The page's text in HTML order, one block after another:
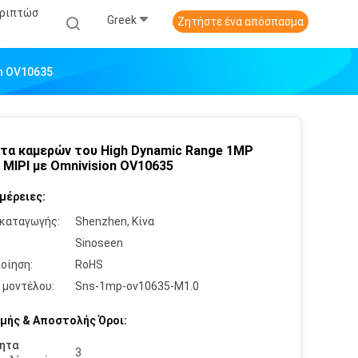
Greek Ζητήστε ένα απόσπασμα
OV10635
καμερών του High Dynamic Range 1MP
MIPI με Omnivision OV10635
Shenzhen, Κίνα
Sinoseen
RoHS
Sns-1mp-ov10635-M1.0
& Αποστολής Όροι:
3